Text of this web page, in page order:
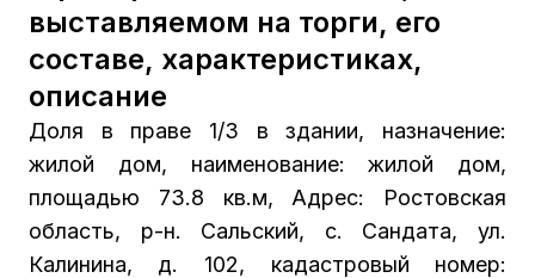
выставляемом на торги, его
составе, характеристиках,
описание
Доля в праве 1/3 в здании, назначение:
жилой дом, наименование: жилой дом,
площадью 73.8 кв.м, Адрес: Ростовская
область, р-н. Сальский, с. Сандата, ул.
Калинина, д. 102, кадастровый номер: